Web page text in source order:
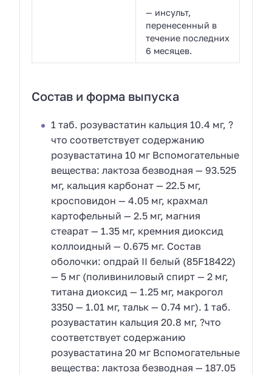
— инсульт,
перенесенный в
течение последних
6 месяцев.
Состав и форма выпуска
1 таб. розувастатин кальция 10.4 мг, ?
что соответствует содержанию
розувастатина 10 мг Вспомогательные
вещества: лактоза безводная — 93.525
мг, кальция карбонат — 22.5 мг,
кросповидон — 4.05 мг, крахмал
картофельный — 2.5 мг, магния
стеарат — 1.35 мг, кремния диоксид
коллоидный — 0.675 мг. Состав
оболочки: опдрай II белый (85F18422)
— 5 мг (поливиниловый спирт — 2 мг,
титана диоксид — 1.25 мг, макрогол
3350 — 1.01 мг, тальк — 0.74 мг). 1 таб.
розувастатин кальция 20.8 мг, ?что
соответствует содержанию
розувастатина 20 мг Вспомогательные
вещества: лактоза безводная — 187.05